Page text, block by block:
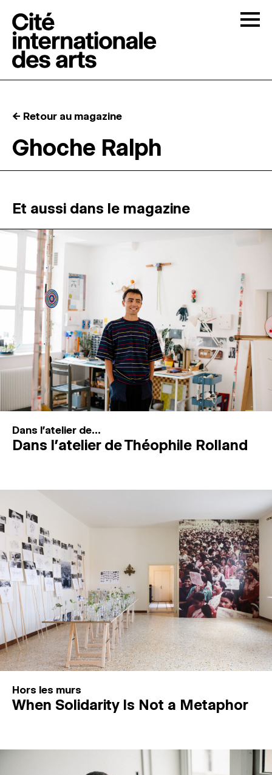
RÉSIDENCES ↓
ATELIERS OUVERTS
PROGRAMMATION
MAGAZINE
ESPACES DE PRATIQUE ARTISTIQUE ↓
Recherche
Connexion
← Retour au magazine
Ghoche Ralph
Et aussi dans le magazine
Dans l'atelier de...
Dans l’atelier de Théophile Rolland
Hors les murs
When Solidarity Is Not a Metaphor